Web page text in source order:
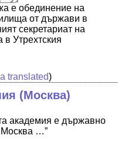
е обединение на
от държави в
секретариат на
в Утрехтския
translated)
(Москва)
академия е държавно
…”